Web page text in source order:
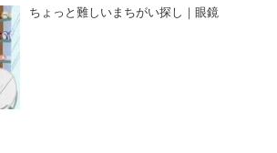
ちょっと難しいまちがい探し｜眼鏡